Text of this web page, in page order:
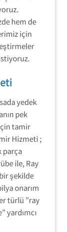
hem de
için
yedek
pek
tamir
Hizmeti ;
parça
ile, Ray
şekilde
onarım
türlü ”ray
yardımcı